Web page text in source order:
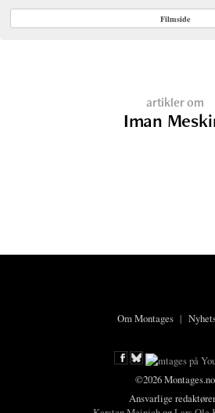
Filmside
artikler om
Iman
Om Montages|
©2026 Montages.no
Ansvarlige